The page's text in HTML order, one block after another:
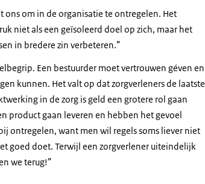
ons om in de organisatie te ontregelen. Het
niet als een geïsoleerd doel op zich, maar het
in bredere zin verbeteren.
Een bestuurder moet vertrouwen géven en
kunnen. Het valt op dat zorgverleners de laatste
in de zorg is geld een grotere rol gaan
product gaan leveren en hebben het gevoel
ontregelen, want men wil regels soms liever niet
goed doet. Terwijl een zorgverlener uiteindelijk
we terug!